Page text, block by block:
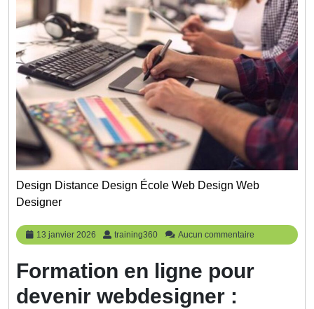
Design Distance Design École Web Design Web
Designer
13 janvier 2026
13
janvier
training360 training360
Aucun commentaire
Formation en ligne pour
devenir webdesigner :